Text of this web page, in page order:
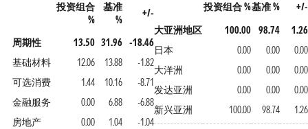
投资组合
%
基准
%
+/-
周期性 13.50 31.96 -18.46
基础材料
12.06 13.88
-1.82
可选消费
1.44 10.16
-8.71
金融服务
0.00 6.88
-6.88
房地产
0.00 1.04 -1.04
投资组合 %基准 %
+/-
大亚洲地区
100.00 98.74
1.26
日本
0.00 0.00
0.00
大洋洲
0.00 0.00
0.00
发达亚洲
0.00 0.00
0.00
新兴亚洲
100.00 98.74 1.26